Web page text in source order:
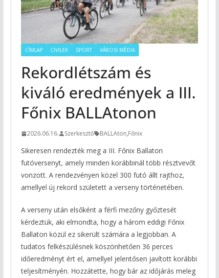
CÍMLAP CIVILEK SPORT VÁROSI MÉDIA
Rekordlétszám és
kiváló eredmények a III.
Főnix BALLAtonon
2026.06.16. Szerkesztő BALLAton,Főnix
Sikeresen rendezték meg a III. Főnix Ballaton
futóversenyt, amely minden korábbinál több résztvevőt
vonzott. A rendezvényen közel 300 futó állt rajthoz,
amellyel új rekord született a verseny történetében.
A verseny után elsőként a férfi mezőny győztesét
kérdeztük, aki elmondta, hogy a három eddigi Főnix
Ballaton közül ez sikerült számára a legjobban. A
tudatos felkészülésnek köszönhetően 36 perces
időeredményt ért el, amellyel jelentősen javított korábbi
teljesítményén. Hozzátette, hogy bár az időjárás meleg